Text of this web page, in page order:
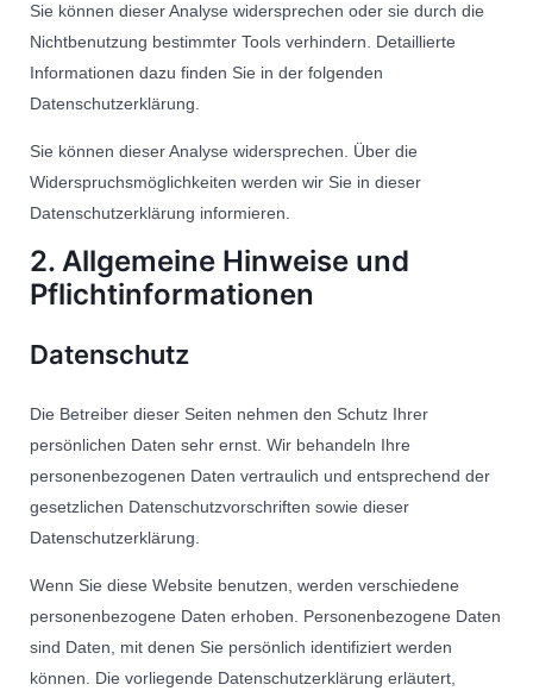
Sie können dieser Analyse widersprechen oder sie durch die
Nichtbenutzung bestimmter Tools verhindern. Detaillierte
Informationen dazu finden Sie in der folgenden
Datenschutzerklärung.
Sie können dieser Analyse widersprechen. Über die
Widerspruchsmöglichkeiten werden wir Sie in dieser
Datenschutzerklärung informieren.
2. Allgemeine Hinweise und
Pflichtinformationen
Datenschutz
Die Betreiber dieser Seiten nehmen den Schutz Ihrer
persönlichen Daten sehr ernst. Wir behandeln Ihre
personenbezogenen Daten vertraulich und entsprechend der
gesetzlichen Datenschutzvorschriften sowie dieser
Datenschutzerklärung.
Wenn Sie diese Website benutzen, werden verschiedene
personenbezogene Daten erhoben. Personenbezogene Daten
sind Daten, mit denen Sie persönlich identifiziert werden
können. Die vorliegende Datenschutzerklärung erläutert,